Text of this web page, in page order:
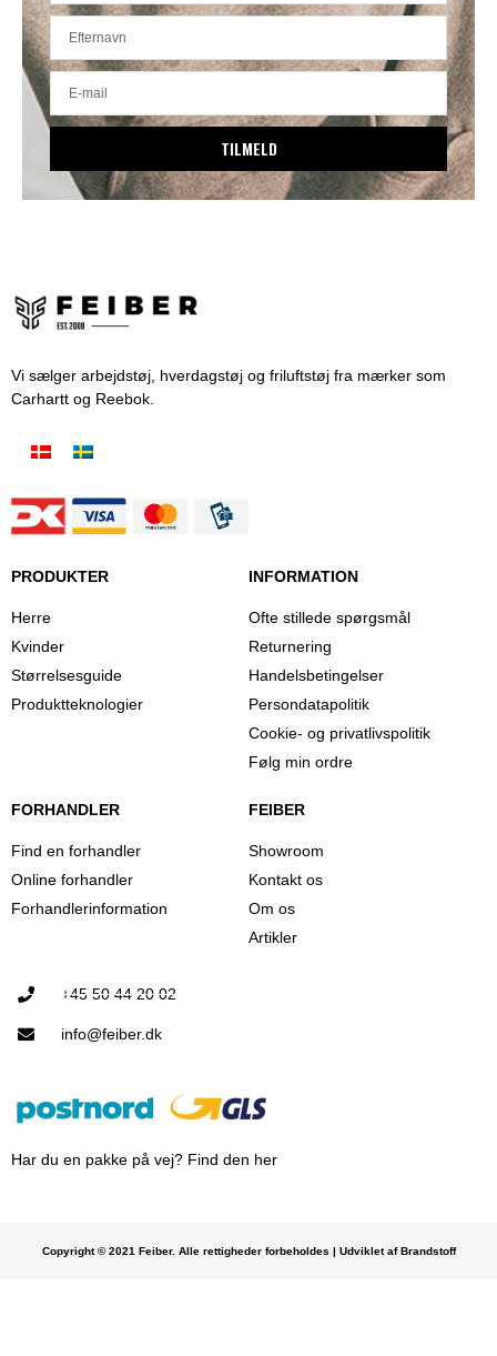
TILMELD
Vi sælger arbejdstøj, hverdagstøj og friluftstøj fra mærker som
Carhartt og Reebok.
PRODUKTER
Herre
Kvinder
Størrelsesguide
Produktteknologier
INFORMATION
Ofte stillede spørgsmål
Returnering
Handelsbetingelser
Persondatapolitik
Cookie- og privatlivspolitik
Følg min ordre
FORHANDLER
Find en forhandler
Online forhandler
Forhandlerinformation
FEIBER
Showroom
Kontakt os
Om os
Artikler
+45 50 44 20 02
info@feiber.dk
Har du en pakke på vej? Find den her
Copyright © 2021 Feiber. Alle rettigheder forbeholdes | Udviklet af Brandstoff